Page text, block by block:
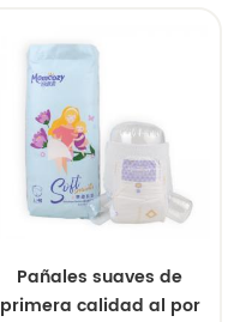
Muestras gratuitas.
Pañales suaves de
primera calidad al por